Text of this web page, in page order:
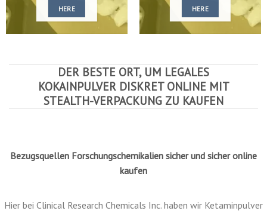
ASK
FOR
ASK
FOR
KOKAINPULVER DISKRET ONLINE MIT